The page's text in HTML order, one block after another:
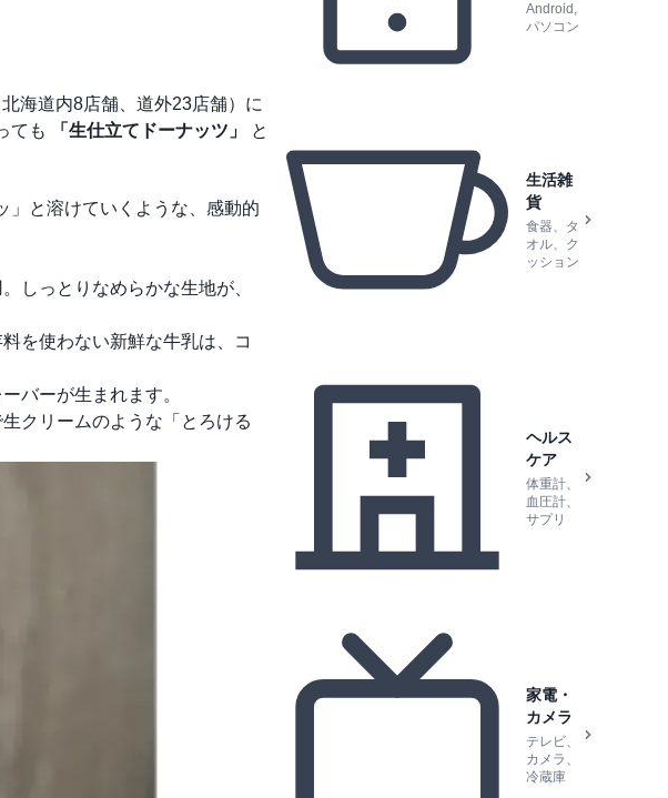
海道内8店舗、道外23店舗）に
ても
「生仕立てドーナッツ」
と
」と溶けていくような、感動的
しっとりなめらかな生地が、
を使わない新鮮な牛乳は、コ
バーが生まれます。
クリームのような「とろける
Android,
パソコン
生活雑
貨
食器、タ
オル、ク
ッション
ヘルス
ケア
体重計、
血圧計、
サプリ
家電・
カメラ
テレビ、
カメラ、
冷蔵庫